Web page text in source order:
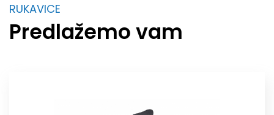
RUKAVICE
Predlažemo vam